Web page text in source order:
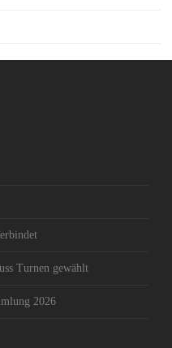
Turnen gewählt
2026